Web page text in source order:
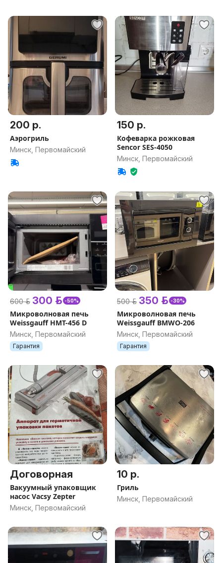
200 р.
Аэрогриль
Минск, Первомайский
150 р.
Кофеварка рожковая
Sencor SES-4050
Минск, Первомайский
600 р. 300 р. -50%
Микроволновая печь
Weissgauff HMT-456 D
Минск, Первомайский
Гарантия
500 р. 350 р. -30%
Микроволновая печь
Weissgauff BMWO-206
Минск, Первомайский
Гарантия
Договорная
Вакуумный упаковщик
насос Vacsy Zepter
Минск, Первомайский
10 р.
Гриль
Минск, Первомайский